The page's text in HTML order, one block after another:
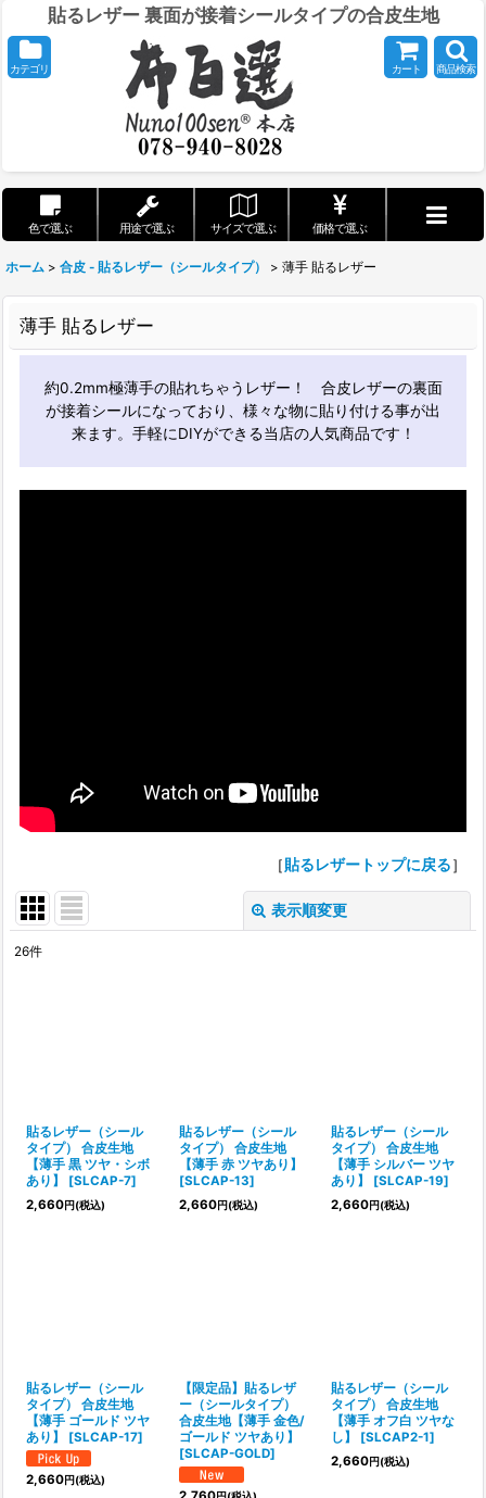
貼るレザー 裏面が接着シールタイプの合皮生地
カテゴリ カート 商品検索
色で選ぶ 用途で選ぶ サイズで選ぶ 価格で選ぶ
ホーム > 合皮 - 貼るレザー（シールタイプ） > 薄手 貼るレザー
薄手 貼るレザー
約0.2mm極薄手の貼れちゃうレザー！ 合皮レザーの裏面
が接着シールになっており、様々な物に貼り付ける事が出
来ます。手軽にDIYができる当店の人気商品です！
［貼るレザートップに戻る］
表示順変更
26件
貼るレザー（シール
タイプ） 合皮生地
【薄手 黒 ツヤ・シボ
あり】
[SLCAP-7]
2,660円(税込)
貼るレザー（シール
タイプ） 合皮生地
【薄手 赤 ツヤあり】
[SLCAP-13]
2,660円(税込)
貼るレザー（シール
タイプ） 合皮生地
【薄手 シルバー ツヤ
あり】
[SLCAP-19]
2,660円(税込)
貼るレザー（シール
タイプ） 合皮生地
【薄手 ゴールド ツヤ
あり】
[SLCAP-17]
2,660円(税込)
【限定品】貼るレザ
ー（シールタイプ）
合皮生地【薄手 金色/
ゴールド ツヤあり】
[SLCAP-GOLD]
貼るレザー（シール
タイプ） 合皮生地
【薄手 オフ白 ツヤな
し】
[SLCAP2-1]
2,660円(税込)